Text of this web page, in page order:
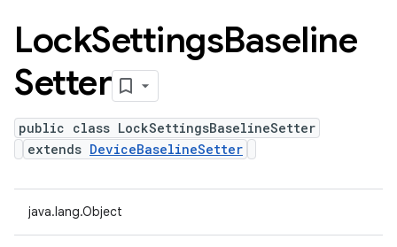
LockSettingsBaseline
Setter
public class LockSettingsBaselineSetter
extends DeviceBaselineSetter
java.lang.Object